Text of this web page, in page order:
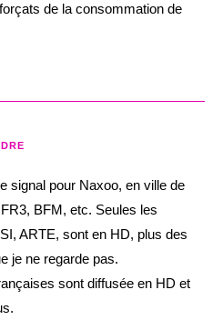
de la consommation de
signal pour Naxoo, en ville de
BFM, etc. Seules les
ARTE, sont en HD, plus des
je ne regarde pas.
sont diffusée en HD et